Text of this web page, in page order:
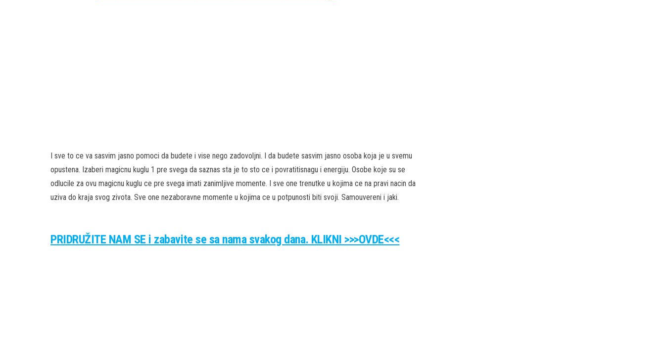
I sve to ce va sasvim jasno pomoci da budete i vise nego zadovoljni. I da budete sasvim jasno osoba koja je u svemu
opustena. Izaberi magicnu kuglu 1 pre svega da saznas sta je to sto ce i povratitisnagu i energiju. Osobe koje su se
odlucile za ovu magicnu kuglu ce pre svega imati zanimljive momente. I sve one trenutke u kojima ce na pravi nacin da
uziva do kraja svog zivota. Sve one nezaboravne momente u kojima ce u potpunosti biti svoji. Samouvereni i jaki.
PRIDRUŽITE NAM SE i zabavite se sa nama svakog dana. KLIKNI >>>OVDE<<<